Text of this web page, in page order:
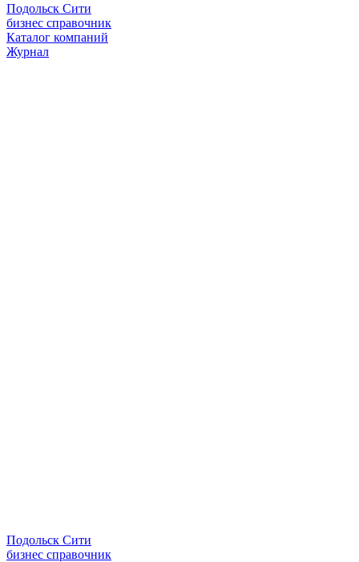
Подольск Сити
бизнес справочник
Каталог компаний
Журнал
Подольск Сити
бизнес справочник